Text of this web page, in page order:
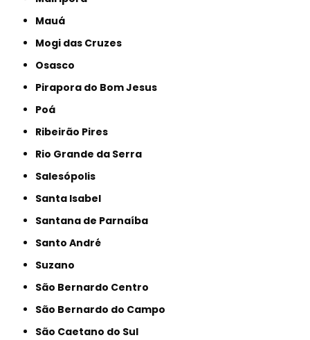
Mauá
Mogi das Cruzes
Osasco
Pirapora do Bom Jesus
Poá
Ribeirão Pires
Rio Grande da Serra
Salesópolis
Santa Isabel
Santana de Parnaíba
Santo André
Suzano
São Bernardo Centro
São Bernardo do Campo
São Caetano do Sul